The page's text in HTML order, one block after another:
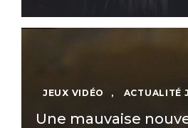
JEUX VIDÉO , ACTUALITÉ
Une mauvaise